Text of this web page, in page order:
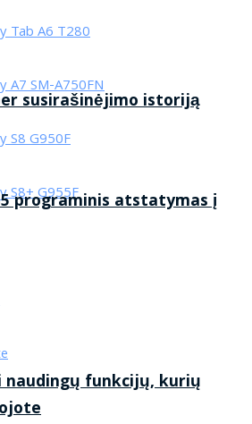
Tab A6 T280
A7 SM-A750FN
S8 G950F
S8+ G955F
susirašinėjimo istoriją
programinis atstatymas į
naudingų funkcijų, kurių